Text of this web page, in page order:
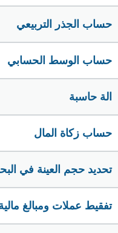
حساب الجذر التربيعي
حساب الوسط الحسابي
الة حاسبة
حساب زكاة المال
تحديد حجم العينة في
تفقيط عملات ومبالغ